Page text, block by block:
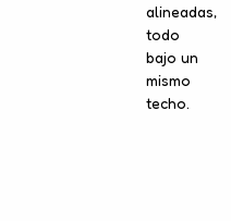
alineadas,
todo
bajo un
mismo
techo.